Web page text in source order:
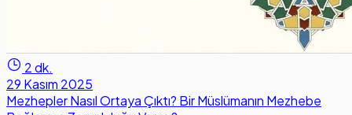
2 dk.
29 Kasım 2025
Mezhepler Nasıl Ortaya Çıktı? Bir Müslümanın Mezhebe